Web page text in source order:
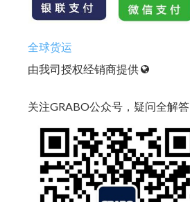
全球货运
由我司授权经销商提供
关注GRABO公众号，疑问全解答